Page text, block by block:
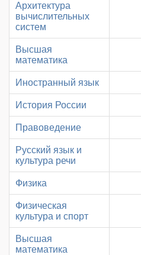
Архитектура
вычислительных
систем
Высшая
математика
Иностранный язык
История России
Правоведение
Русский язык и
культура речи
Физика
Физическая
культура и спорт
Высшая
математика